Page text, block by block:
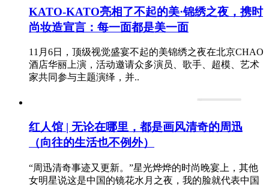
KATO-KATO亮相了不起的美·锦绣之夜，携时
尚妆造宣言：每一面都是美一面
11月6日，顶级视觉盛宴不起的美锦绣之夜在北京CHAO
酒店华丽上演，活动邀请众多演员、歌手、超模、艺术
家共同参与主题演绎，并..
红人馆 | 无论在哪里，都是画风清奇的周迅
（向往的生活也不例外）
“周迅清奇事迹又更新。”星光烨烨的时尚晚宴上，其他
女明星说这是中国的镜花水月之夜，我的脸就代表中国